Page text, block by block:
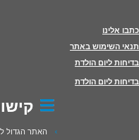
כתבו אלינו
תנאי השימוש באתר
בדיחות ליום הולדת
בדיחות ליום הולדת
האתר הגדול